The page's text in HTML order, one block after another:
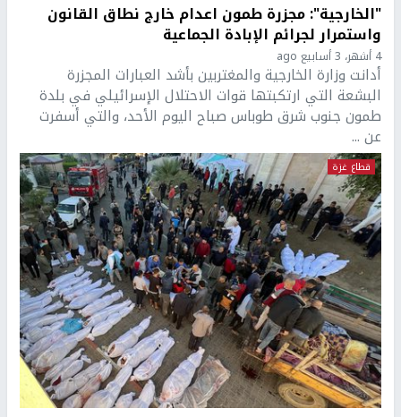
"الخارجية": مجزرة طمون اعدام خارج نطاق القانون
واستمرار لجرائم الإبادة الجماعية
4 أشهر، 3 أسابيع ago
أدانت وزارة الخارجية والمغتربين بأشد العبارات المجزرة
البشعة التي ارتكبتها قوات الاحتلال الإسرائيلي في بلدة
طمون جنوب شرق طوباس صباح اليوم الأحد، والتي أسفرت
عن ...
قطاع غزة